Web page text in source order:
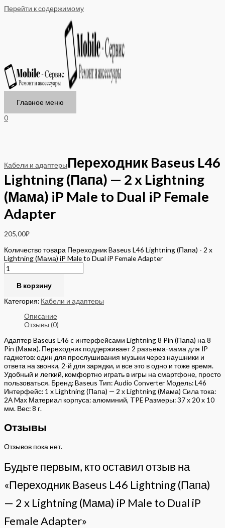
Перейти к содержимому
Главное меню
0
Кабели и адаптерыПереходник Baseus L46
Lightning (Папа) — 2 x Lightning
(Мама) iP Male to Dual iP Female
Adapter
205,00₽
Количество товара Переходник Baseus L46 Lightning (Папа) - 2 x
Lightning (Мама) iP Male to Dual iP Female Adapter
В корзину
Категория: Кабели и адаптеры
Описание
Отзывы (0)
Адаптер Baseus L46 c интерфейсами Lightning 8 Pin (Папа) на 8
Pin (Мама). Переходник поддерживает 2 разъема-мама для IP
гаджетов: один для прослушивания музыки через наушники и
ответа на звонки, 2-й для зарядки, и все это в одно и тоже время.
Удобный и легкий, комфортно играть в игры на смартфоне, просто
пользоваться. Бренд: Baseus Тип: Audio Converter Модель: L46
Интерфейс: 1 х Lightning (Папа) — 2 х Lightning (Мама) Cила тока:
2A Max Материал корпуса: алюминий, TPE Размеры: 37 х 20 х 10
мм. Вес: 8 г.
Отзывы
Отзывов пока нет.
Будьте первым, кто оставил отзыв на
«Переходник Baseus L46 Lightning (Папа)
— 2 x Lightning (Мама) iP Male to Dual iP
Female Adapter»